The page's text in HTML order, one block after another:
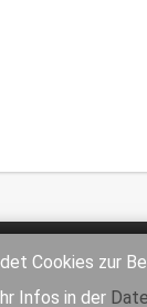
Cookies zur
Infos in der